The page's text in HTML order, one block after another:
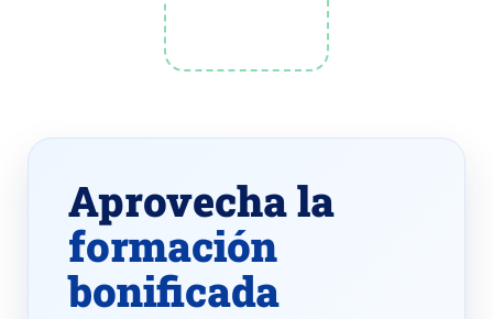
Aprovecha la
formación
bonificada